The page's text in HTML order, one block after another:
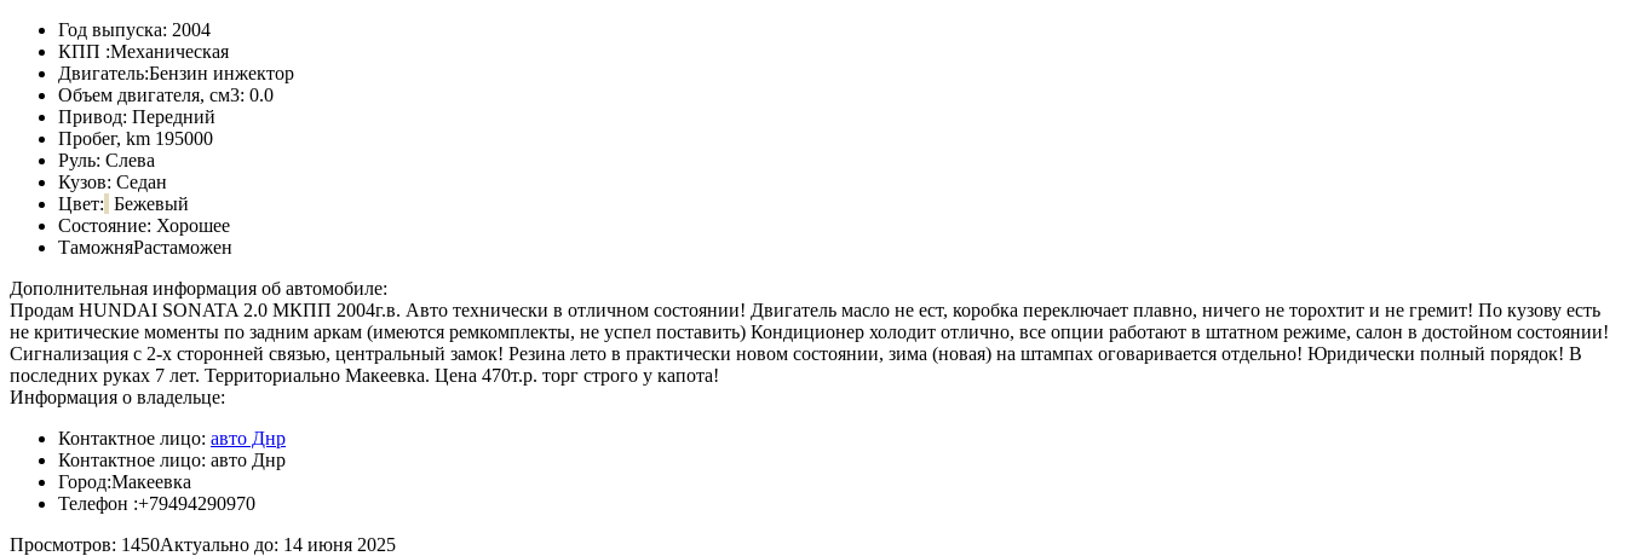
Год выпуска: 2004
КПП :Механическая
Двигатель:Бензин инжектор
Объем двигателя, см3: 0.0
Привод: Передний
Пробег, km 195000
Руль: Слева
Кузов: Седан
Цвет: Бежевый
Состояние: Хорошее
ТаможняРастаможен
Дополнительная информация об автомобиле:
Продам HUNDAI SONATA 2.0 МКПП 2004г.в. Авто технически в отличном состоянии! Двигатель масло не ест, коробка переключает плавно, ничего не торохтит и не гремит! По кузову есть
не критические моменты по задним аркам (имеются ремкомплекты, не успел поставить) Кондиционер холодит отлично, все опции работают в штатном режиме, салон в достойном состоянии!
Сигнализация с 2-х сторонней связью, центральный замок! Резина лето в практически новом состоянии, зима (новая) на штампах оговаривается отдельно! Юридически полный порядок! В
последних руках 7 лет. Территориально Макеевка. Цена 470т.р. торг строго у капота!
Информация о владельце:
Контактное лицо: авто Днр
Контактное лицо: авто Днр
Город:Макеевка
Телефон :+79494290970
Просмотров: 1450Актуально до: 14 июня 2025